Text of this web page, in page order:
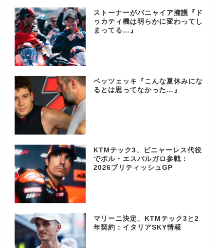
ストーナーがバニャイア擁護『ド
ゥカティ機は明らかに変わってし
まってる…』
ベッツェッキ『こんな夏休みにな
るとは思ってなかった…』
KTMテック3、ビニャーレス代役
でポル・エスパルガロ参戦：
2026ブリティッシュGP
マリーニ決定、KTMテック3と2
年契約：イタリアSKY情報